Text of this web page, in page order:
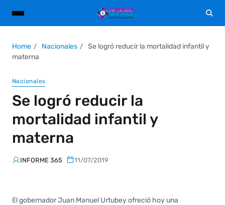
Home Nacionales
Se logró reducir la mortalidad infantil y
materna
Nacionales
Se logró reducir la
mortalidad infantil y
materna
INFORME 365 11/07/2019
El gobernador Juan Manuel Urtubey ofreció hoy una